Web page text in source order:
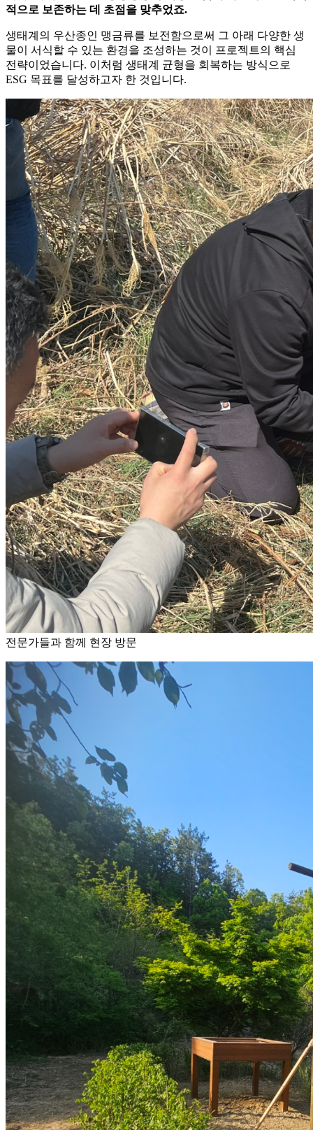
적으로 보존하는 데 초점을 맞추었죠.
생태계의 우산종인 맹금류를 보전함으로써 그 아래 다양한 생
물이 서식할 수 있는 환경을 조성하는 것이 프로젝트의 핵심
전략이었습니다. 이처럼 생태계 균형을 회복하는 방식으로
ESG 목표를 달성하고자 한 것입니다.
전문가들과 함께 현장 방문